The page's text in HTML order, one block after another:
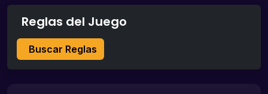
Reglas del Juego
Buscar Reglas